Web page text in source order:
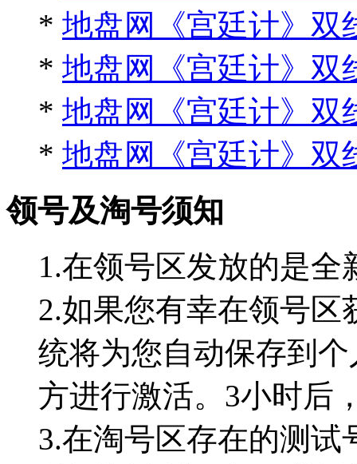
* 地盘网《宫廷计》双
* 地盘网《宫廷计》双
* 地盘网《宫廷计》双
* 地盘网《宫廷计》双
领号及淘号须知
1.在领号区发放的是
2.如果您有幸在领号
统将为您自动保存到
方进行激活。3小时后
3.在淘号区存在的测